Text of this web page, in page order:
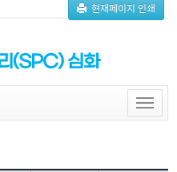
현재페이지 인쇄
(SPC) 심화
Toggle